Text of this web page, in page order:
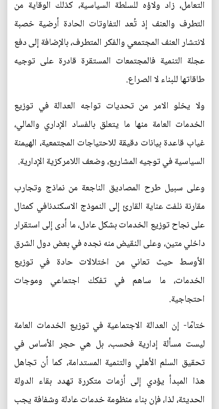
التعامل، زاد ولاؤه للسلطة السياسية، كذلك الوقاية من
التطرف والعنف إذ تُعد التفاوتات الحادة أرضية خصبة
لانتشار العنف المجتمعي والفكر المتطرف، بالإضافة إلى دفع
عجلة التنمية فالمجتمعات المستقرة قادرة على توجيه
طاقاتها للبناء لا الصراع.
ولا يخلو الامر من تحديات تواجه العدالة في توزيع
الخدمات العامة منها ما يتعلق بالفساد الإداري والمالي،
غياب قاعدة بيانات دقيقة للاحتياجات المجتمعية، الهيمنة
السياسية في توجيه المشاريع، وضعف اللامركزية الإدارية.
وعلى سبيل طرح المصاديق الناجعة من نماذج وتجارب
مقارنة نلفت عناية القارئ إلى النموذج الاسكندنافي كمثال
على نجاح توزيع الخدمات بشكل عادل، ما أدى إلى استقرار
داخلي متين، وعلى النقيض منه نجده في بعض دول الشرق
الأوسط حيث تعاني من اختلالات حادة في توزيع
الخدمات، ما ساهم في تفكك اجتماعي وموجات
احتجاجية.
ختامًا- إن العدالة الاجتماعية في توزيع الخدمات العامة
ليست مسألة إدارية فحسب، بل هي حجر الأساس في
تحقيق السلم الأهلي والتنمية المستدامة، كما أن تجاهل
هذا المبدأ يؤدي إلى أزمات متكررة تهدد بقاء الدولة
الحديثة، لذا، فإن بناء منظومة خدمات عادلة وشفافة يجب